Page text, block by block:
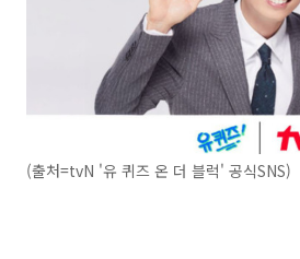
(출처=tvN '유 퀴즈 온 더 블럭' 공식SNS)